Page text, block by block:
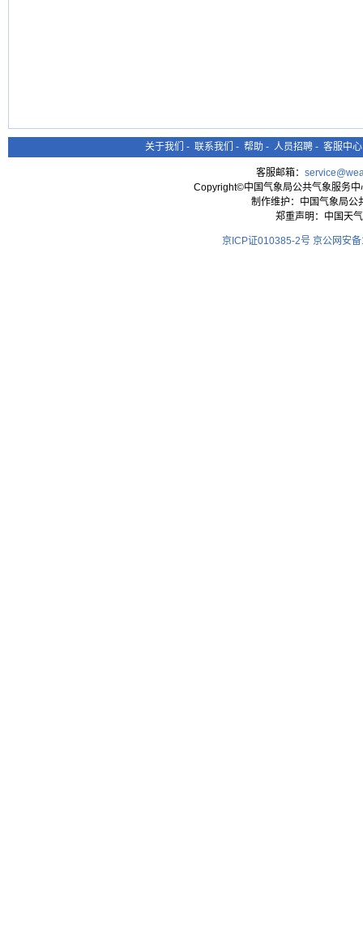
关于我们 - 联系我们 - 帮助 - 人员招聘 - 客服中心
客服邮箱：
Copyright©中国气象局公共气象服务
制作维护：中国气象局公
郑重声明：中国天
京ICP证010385-2号 京公网安